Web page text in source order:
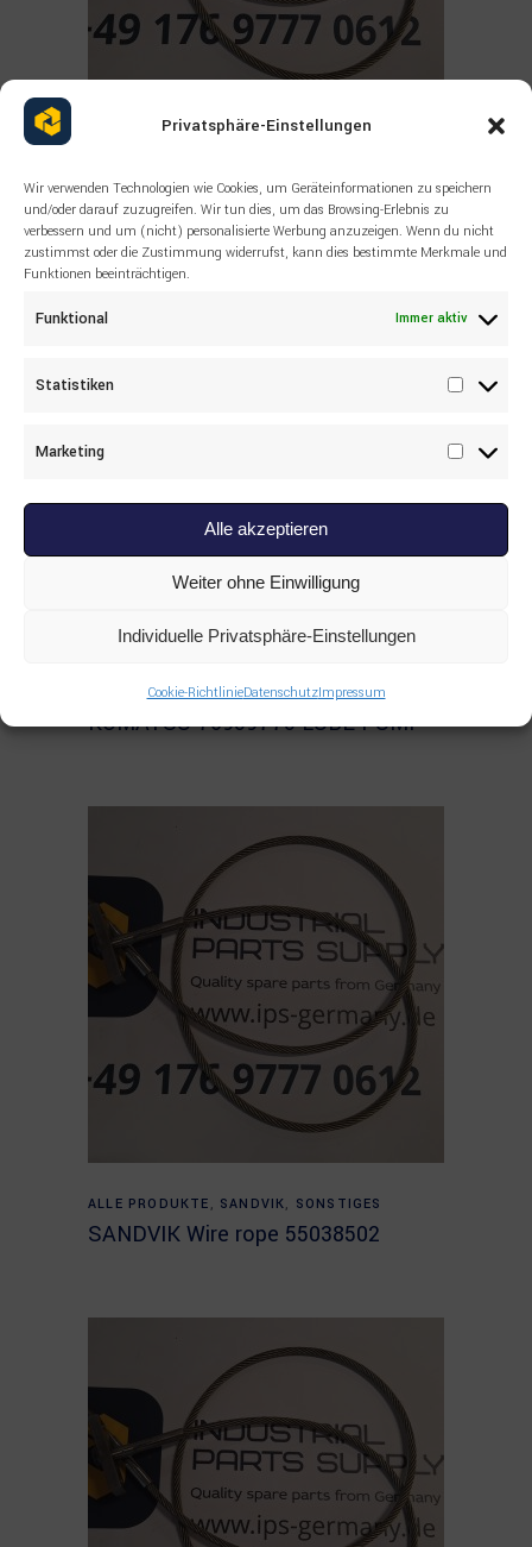
Privatsphäre-Einstellungen
Wir verwenden Technologien wie Cookies, um Geräteinformationen zu speichern
und/oder darauf zuzugreifen. Wir tun dies, um das Browsing-Erlebnis zu
verbessern und um (nicht) personalisierte Werbung anzuzeigen. Wenn du nicht
zustimmst oder die Zustimmung widerrufst, kann dies bestimmte Merkmale und
Funktionen beeinträchtigen.
Funktional Immer aktiv
Statistiken
Marketing
Alle akzeptieren
Weiter ohne Einwilligung
Individuelle Privatsphäre-Einstellungen
Cookie-RichtlinieDatenschutzImpressum
55043533 SANDVIK Wire rope DL-
311
Read more
ALLE PRODUKTE,KOMATSU
KOMATSU 76939773 LUBE PUMP
Read more
ALLE PRODUKTE , SANDVIK, SONSTIGES
SANDVIK Wire rope 55038502